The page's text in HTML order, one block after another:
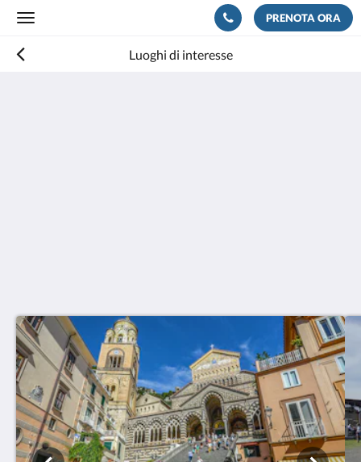
Toggle
PRENOTA ORA
Luoghi di interesse